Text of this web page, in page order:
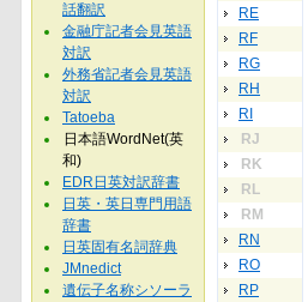
RE
RF
RG
RH
RI
RJ
RK
RL
RM
RN
RO
RP
話翻訳
金融庁記者会見英語
対訳
外務省記者会見英語
対訳
Tatoeba
日本語WordNet(英
和)
EDR日英対訳辞書
日英・英日専門用語
辞書
日英固有名詞辞典
JMnedict
遺伝子名称シソーラ